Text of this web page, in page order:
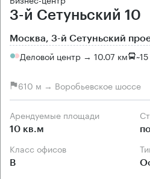
3-й Сетуньский 10
Москва, 3-й Сетуньский
Деловой центр → 10.07 км ~
610 м → Воробьевское шоссе
Арендуемые площади
10 кв.м
Класс офисов
B